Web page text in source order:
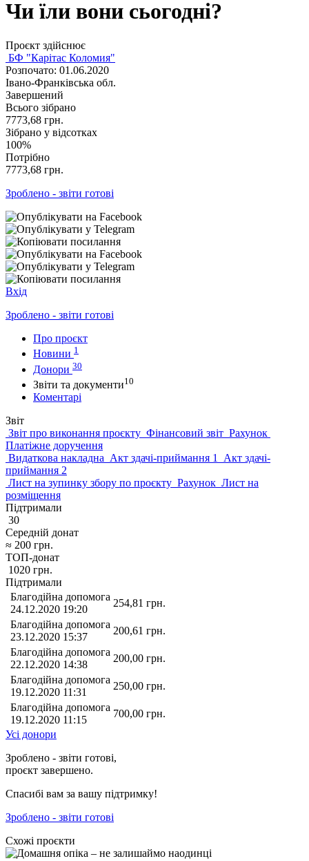
Чи їли вони сьогодні?
Проєкт здійснює
БФ "Карітас Коломия"
Розпочато: 01.06.2020
Івано-Франківська обл.
Завершений
Всього зібрано
7773,68 грн.
Зібрано у відсотках
100%
Потрібно
7773,68 грн.
Зроблено - звіти готові
Вхід
Зроблено - звіти готові
Про проєкт
Новини 1
Донори 30
Звіти та документи10
Коментарі
Звіт
Звіт про виконання проєкту Фінансовий звіт Рахунок
Платіжне доручення
Видаткова накладна Акт здачі-приймання 1
Акт здачі-
приймання 2
Лист на зупинку збору по проєкту Рахунок Лист на
розміщення
Підтримали
30
Середній донат
≈ 200 грн.
ТОП-донат
1020 грн.
Підтримали
Благодійна допомога
24.12.2020 19:20
254,81 грн.
Благодійна допомога
23.12.2020 15:37
200,61 грн.
Благодійна допомога
22.12.2020 14:38
200,00 грн.
Благодійна допомога
19.12.2020 11:31
250,00 грн.
Благодійна допомога
19.12.2020 11:15
700,00 грн.
Усі донори
Зроблено - звіти готові,
проєкт завершено.
Спасибі вам за вашу підтримку!
Зроблено - звіти готові
Схожі проєкти